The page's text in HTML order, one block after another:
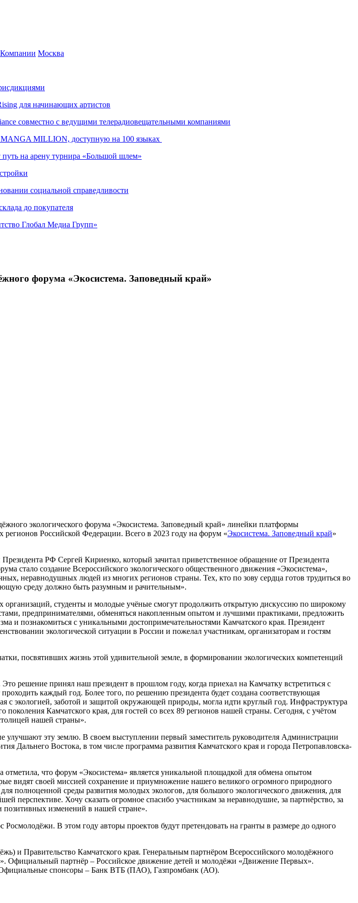
Компании Москва
для начинающих артистов
совместно с ведущими телерадиовещательными компаниями
MANGA MILLION, доступную на 100 языках
на арену турнира «Большой шлем»
социальной справедливости
до покупателя
Глобал Медиа Групп»
форума «Экосистема. Заповедный край»
экологического форума «Экосистема. Заповедный край» линейки платформы
Российской Федерации. Всего в 2023 году на форум «Экосистема. Заповедный край»
РФ Сергей Кириенко, который зачитал приветственное обращение от Президента
стало создание Всероссийского экологического общественного движения «Экосистема»,
неравнодушных людей из многих регионов страны. Тех, кто по зову сердца готов трудиться во
среду должно быть разумным и рачительным».
организаций, студенты и молодые учёные смогут продолжить открытую дискуссию по широкому
предпринимателями, обменяться накопленным опытом и лучшими практиками, предложить
и познакомиться с уникальными достопримечательностями Камчатского края. Президент
экологической ситуации в России и пожелал участникам, организаторам и гостям
посвятивших жизнь этой удивительной земле, в формировании экологических компетенций
решение принял наш президент в прошлом году, когда приехал на Камчатку встретиться с
каждый год. Более того, по решению президента будет создана соответствующая
с экологией, заботой и защитой окружающей природы, могла идти круглый год. Инфраструктура
Камчатского края, для гостей со всех 89 регионов нашей страны. Сегодня, с учётом
нашей страны».
эту землю. В своем выступлении первый заместитель руководителя Администрации
Дальнего Востока, в том числе программа развития Камчатского края и города Петропавловска-
что форум «Экосистема» является уникальной площадкой для обмена опытом
видят своей миссией сохранение и приумножение нашего великого огромного природного
полноценной среды развития молодых экологов, для большого экологического движения, для
перспективе. Хочу сказать огромное спасибо участникам за неравнодушие, за партнёрство, за
позитивных изменений в нашей стране».
В этом году авторы проектов будут претендовать на гранты в размере до одного
и Правительство Камчатского края. Генеральным партнёром Всероссийского молодёжного
Официальный партнёр – Российское движение детей и молодёжи «Движение Первых».
Официальные спонсоры – Банк ВТБ (ПАО), Газпромбанк (АО).